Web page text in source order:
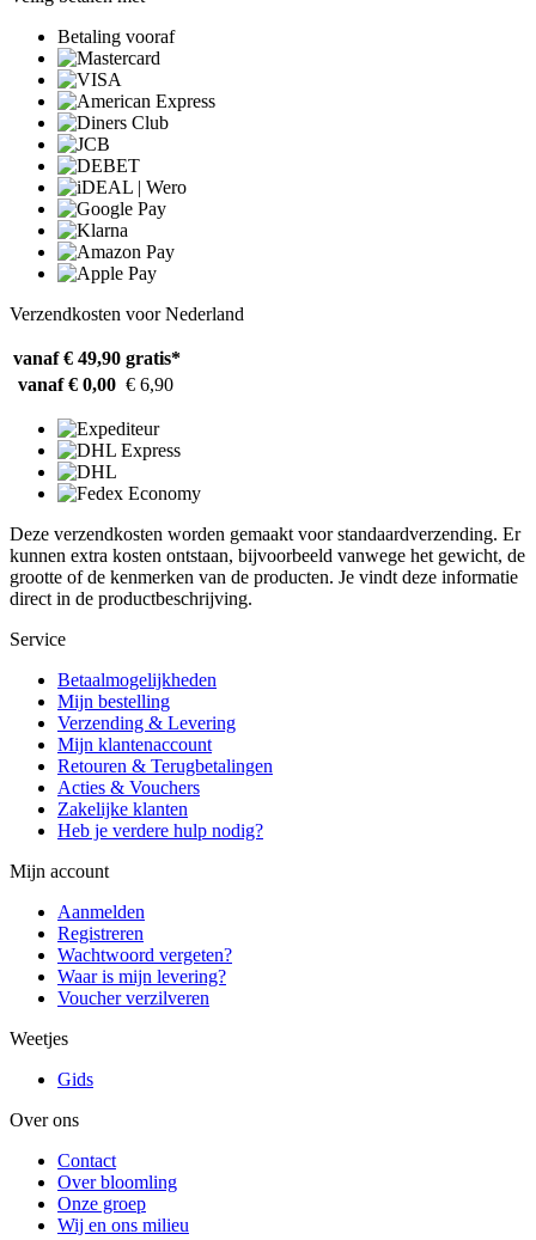
Betaling vooraf
Verzendkosten voor Nederland
vanaf € 49,90 gratis*
vanaf € 0,00 € 6,90
Deze verzendkosten worden gemaakt voor standaardverzending. Er
kunnen extra kosten ontstaan, bijvoorbeeld vanwege het gewicht, de
grootte of de kenmerken van de producten. Je vindt deze informatie
direct in de productbeschrijving.
Service
Betaalmogelijkheden
Mijn bestelling
Verzending & Levering
Mijn klantenaccount
Retouren & Terugbetalingen
Acties & Vouchers
Zakelijke klanten
Heb je verdere hulp nodig?
Mijn account
Aanmelden
Registreren
Wachtwoord vergeten?
Waar is mijn levering?
Voucher verzilveren
Weetjes
Gids
Over ons
Contact
Over bloomling
Onze groep
Wij en ons milieu